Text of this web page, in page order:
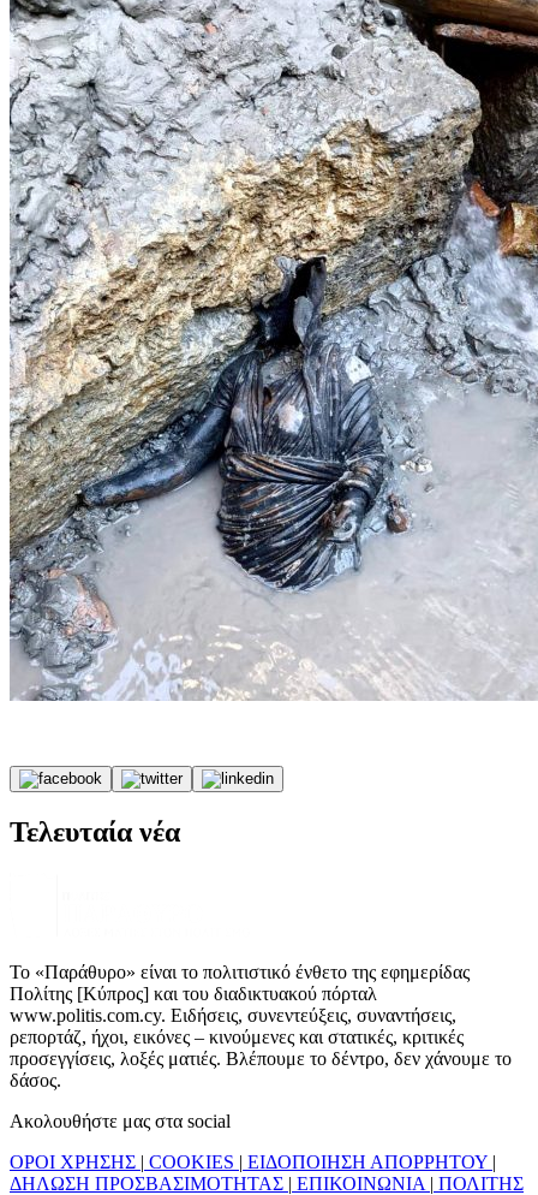
Τελευταία νέα
Το «Παράθυρο» είναι το πολιτιστικό ένθετο της εφημερίδας
Πολίτης [Κύπρος] και του διαδικτυακού πόρταλ
www.politis.com.cy. Ειδήσεις, συνεντεύξεις, συναντήσεις,
ρεπορτάζ, ήχοι, εικόνες – κινούμενες και στατικές, κριτικές
προσεγγίσεις, λοξές ματιές. Βλέπουμε το δέντρο, δεν χάνουμε το
δάσος.
Ακολουθήστε μας στα social
ΟΡΟΙ ΧΡΗΣΗΣ | COOKIES | ΕΙΔΟΠΟΙΗΣΗ ΑΠΟΡΡΗΤΟΥ |
ΔΗΛΩΣΗ ΠΡΟΣΒΑΣΙΜΟΤΗΤΑΣ | ΕΠΙΚΟΙΝΩΝΙΑ | ΠΟΛΙΤΗΣ